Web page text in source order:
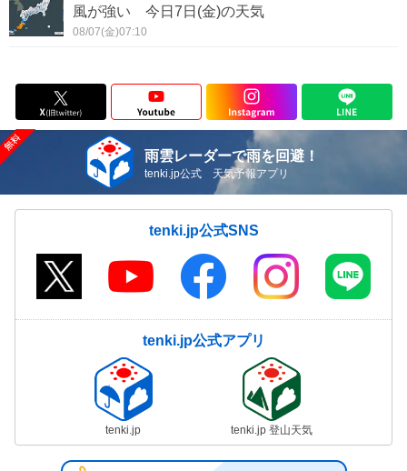
風が強い 今日7日(金)の天気
08/07(金)07:10
雨雲レーダーで雨を回避！
tenki.jp公式 天気予報アプリ
tenki.jp公式SNS
tenki.jp公式アプリ
tenki.jp tenki.jp 登山天気